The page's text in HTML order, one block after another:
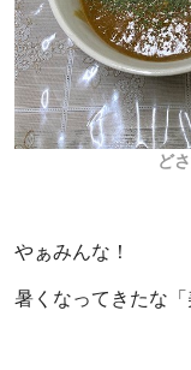
ど
やぁみんな！
暑くなってきたな「